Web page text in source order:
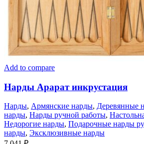
Add to compare
Нарды Арарат инкрустация
Нарды, Армянские нарды, Деревянные
нарды, Нарды ручной работы,
Недорогие нарды, Подарочные нарды
нарды, Эксклюзивные нарды